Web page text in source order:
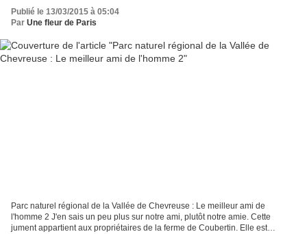
Publié le 13/03/2015 à 05:04
Par Une fleur de Paris
Parc naturel régional de la Vallée de Chevreuse : Le meilleur ami de
l'homme 2 J'en sais un peu plus sur notre ami, plutôt notre amie. Cette
jument appartient aux propriétaires de la ferme de Coubertin. Elle est